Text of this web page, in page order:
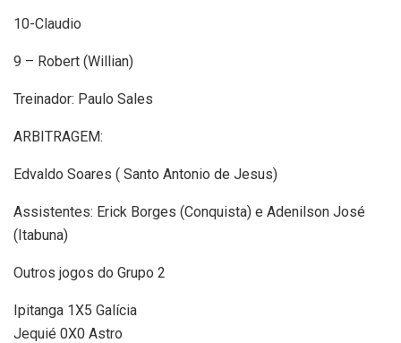
10-Claudio
9 – Robert (Willian)
Treinador: Paulo Sales
ARBITRAGEM:
Edvaldo Soares ( Santo Antonio de Jesus)
Assistentes: Erick Borges (Conquista) e Adenilson José
(Itabuna)
Outros jogos do Grupo 2
Ipitanga 1X5 Galícia
Jequié 0X0 Astro